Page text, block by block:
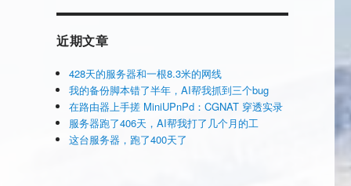
近期文章
428天的服务器和一根8.3米的网线
我的备份脚本错了半年，AI帮我抓到三个bug
在路由器上手搓 MiniUPnPd：CGNAT 穿透实录
服务器跑了406天，AI帮我打了几个月的工
这台服务器，跑了400天了